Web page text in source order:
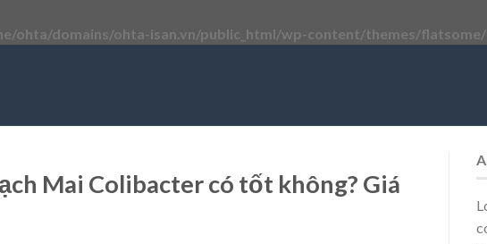
ohta/domains/ohta-isan.vn/public_html/wp-content/themes/
Mai Colibacter có tốt không? Giá